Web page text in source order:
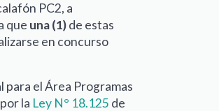
PC2, a
que una (1)de estas
en concurso
el Área Programas
la Ley N° 18.125 de